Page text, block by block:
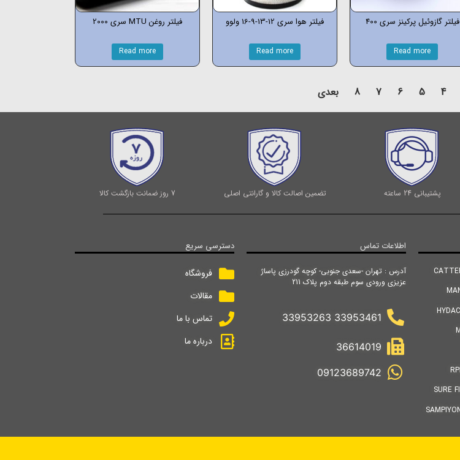
فیلتر گازوئیل پرکینز سری 400
Read more
فیلتر هوا سری 12-13-9-16 ولوو
Read more
فیلتر روغن MTU سری 2000
Read more
4
5
6
7
8 بعدی
پشتیبانی 24 ساعته تضمین اصالت کالا و گارانتی اصلی 7 روز ضمانت بازگشت کالا
اطلاعات تماس
آدرس : تهران -سعدی جنوبی- کوچه گودرزی پاساژ
عزیزی ورودی سوم طبقه دوم پلاک 211
33953461 33953263
36614019
09123689742
دسترسی سریع
فروشگاه
مقالات
تماس با ما
درباره ما